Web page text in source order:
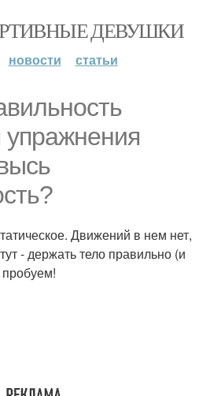
ДЕВУШКИ
новости статьи
Движений в нем нет,
- держать тело правильно (и